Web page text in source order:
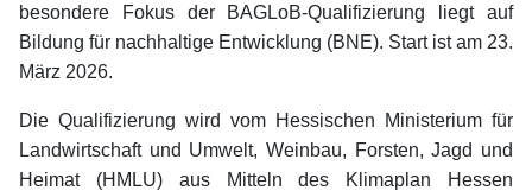
besondere Fokus der BAGLoB-Qualifizierung liegt auf
Bildung für nachhaltige Entwicklung (BNE). Start ist am 23.
März 2026.
Die Qualifizierung wird vom Hessischen Ministerium für
Landwirtschaft und Umwelt, Weinbau, Forsten, Jagd und
Heimat (HMLU) aus Mitteln des Klimaplan Hessen